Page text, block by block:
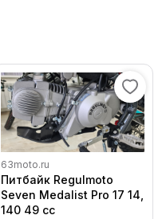
63moto.ru
Питбайк Regulmoto
Seven Medalist Pro 17 14,
140 49 cc